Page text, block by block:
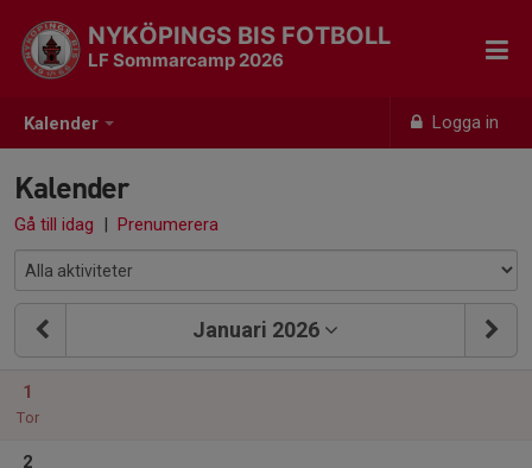
Kalender Logga in
NYKÖPINGS BIS FOTBOLL
LF Sommarcamp 2026
Kalender
Gå till idag | Prenumerera
Januari 2026
1
Tor
2